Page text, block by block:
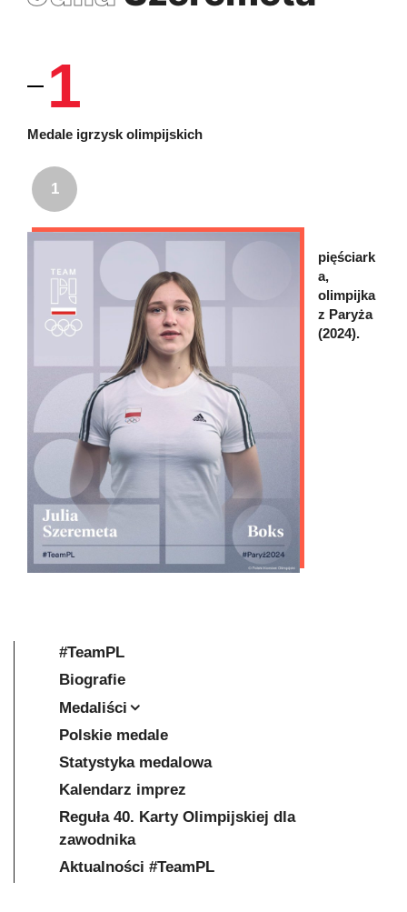
1
Medale igrzysk olimpijskich
1
pięściark
a,
olimpijka
z Paryża
(2024).
#TeamPL
Biografie
Medaliści
Polskie medale
Statystyka medalowa
Kalendarz imprez
Reguła 40. Karty Olimpijskiej dla
zawodnika
Aktualności #TeamPL